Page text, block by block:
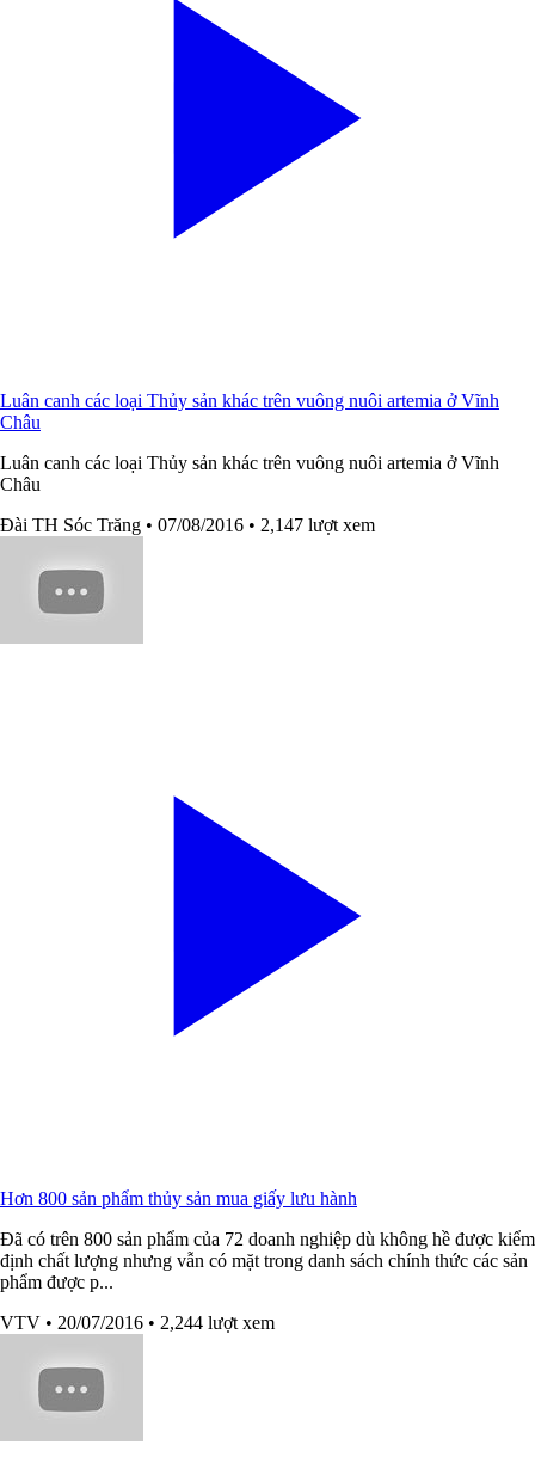
Luân canh các loại Thủy sản khác trên vuông nuôi artemia ở Vĩnh
Châu
Luân canh các loại Thủy sản khác trên vuông nuôi artemia ở Vĩnh
Châu
Đài TH Sóc Trăng • 07/08/2016 • 2,147 lượt xem
Hơn 800 sản phẩm thủy sản mua giấy lưu hành
Đã có trên 800 sản phẩm của 72 doanh nghiệp dù không hề được kiểm
định chất lượng nhưng vẫn có mặt trong danh sách chính thức các sản
phẩm được p...
VTV • 20/07/2016 • 2,244 lượt xem